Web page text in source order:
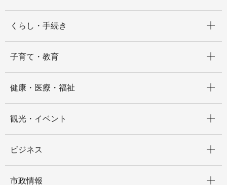
くらし・手続き
子育て・教育
健康・医療・福祉
観光・イベント
ビジネス
市政情報